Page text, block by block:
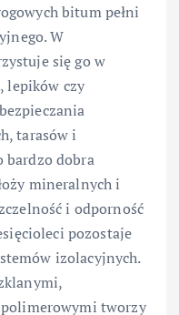
bitum pełni
W
się go w
lepików czy
tarasów i
bardzo dobra
mineralnych i
i odporność
pozostaje
izolacyjnych.
tworzy